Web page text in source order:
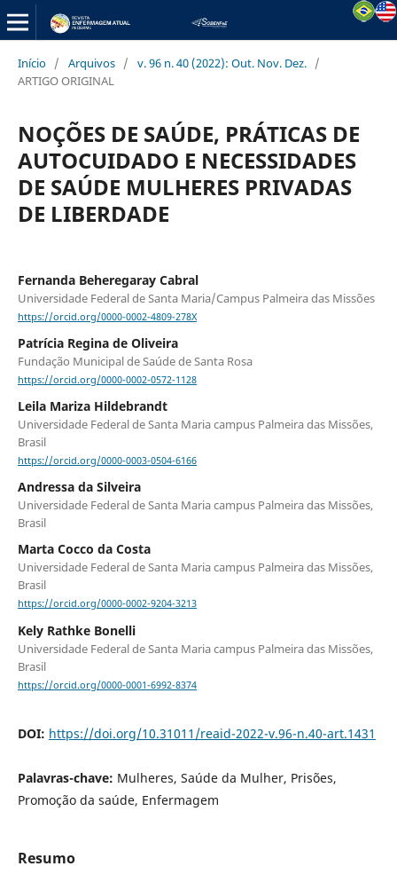
Início / Arquivos / v. 96 n. 40 (2022): Out. Nov. Dez. /
ARTIGO ORIGINAL
NOÇÕES DE SAÚDE, PRÁTICAS DE
AUTOCUIDADO E NECESSIDADES
DE SAÚDE MULHERES PRIVADAS
DE LIBERDADE
Fernanda Beheregaray Cabral
Universidade Federal de Santa Maria/Campus Palmeira das Missões
https://orcid.org/0000-0002-4809-278X
Patrícia Regina de Oliveira
Fundação Municipal de Saúde de Santa Rosa
https://orcid.org/0000-0002-0572-1128
Leila Mariza Hildebrandt
Universidade Federal de Santa Maria campus Palmeira das Missões,
Brasil
https://orcid.org/0000-0003-0504-6166
Andressa da Silveira
Universidade Federal de Santa Maria campus Palmeira das Missões,
Brasil
Marta Cocco da Costa
Universidade Federal de Santa Maria campus Palmeira das Missões,
Brasil
https://orcid.org/0000-0002-9204-3213
Kely Rathke Bonelli
Universidade Federal de Santa Maria campus Palmeira das Missões,
Brasil
https://orcid.org/0000-0001-6992-8374
DOI: https://doi.org/10.31011/reaid-2022-v.96-n.40-art.1431
Palavras-chave: Mulheres, Saúde da Mulher, Prisões,
Promoção da saúde, Enfermagem
Resumo